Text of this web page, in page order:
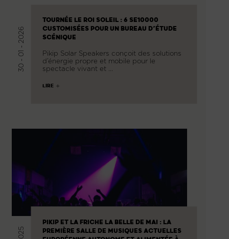
30 - 01 - 2026
TOURNÉE LE ROI SOLEIL : 6 SE10000
CUSTOMISÉES POUR UN BUREAU D’ÉTUDE
SCÉNIQUE
Pikip Solar Speakers conçoit des solutions
d’énergie propre et mobile pour le
spectacle vivant et …
LIRE
PIKIP ET LA FRICHE LA BELLE DE MAI : LA
PREMIÈRE SALLE DE MUSIQUES ACTUELLES